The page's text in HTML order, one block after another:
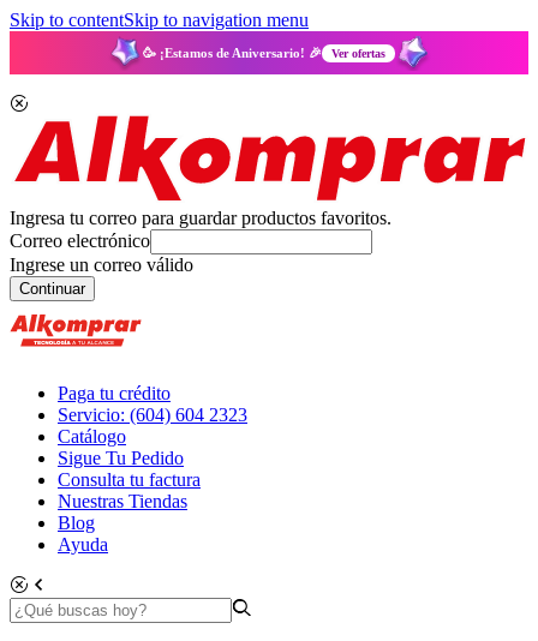
Skip to contentSkip to navigation menu
🥳 ¡Estamos de Aniversario! 🎉 Ver ofertas
Ingresa tu correo para guardar productos favoritos.
Correo electrónico
Ingrese un correo válido
Continuar
Paga tu crédito
Servicio: (604) 604 2323
Catálogo
Sigue Tu Pedido
Consulta tu factura
Nuestras Tiendas
Blog
Ayuda